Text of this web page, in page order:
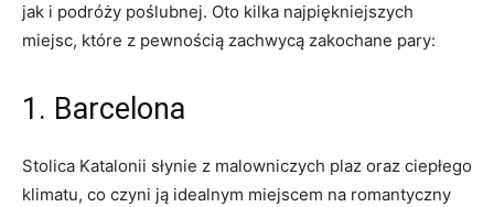
jak⁢ i podróży‍ poślubnej.⁣ Oto kilka‌ najpiękniejszych
miejsc, ‍które z pewnością zachwycą zakochane‌ pary:
1. Barcelona
Stolica Katalonii słynie z malowniczych ​plaz ​oraz ​ciepłego‍
klimatu, co czyni‌ ją idealnym miejscem na romantyczny